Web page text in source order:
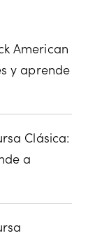
American
y aprende
Clásica:
a